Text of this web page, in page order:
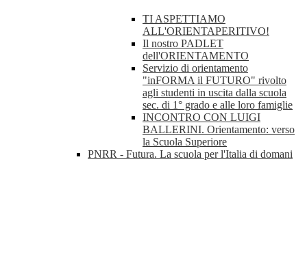
TI ASPETTIAMO
ALL'ORIENTAPERITIVO!
Il nostro PADLET
dell'ORIENTAMENTO
Servizio di orientamento
"inFORMA il FUTURO" rivolto
agli studenti in uscita dalla scuola
sec. di 1° grado e alle loro famiglie
INCONTRO CON LUIGI
BALLERINI. Orientamento: verso
la Scuola Superiore
PNRR - Futura. La scuola per l'Italia di domani